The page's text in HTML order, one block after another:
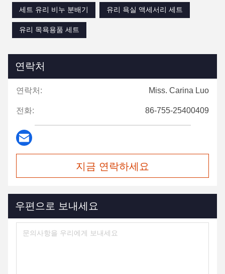
세트 유리 비누 분배기
유리 욕실 액세서리 세트
유리 목욕용품 세트
연락처
연락처: Miss. Carina Luo
전화: 86-755-25400409
지금 연락하세요
우편으로 보내세요